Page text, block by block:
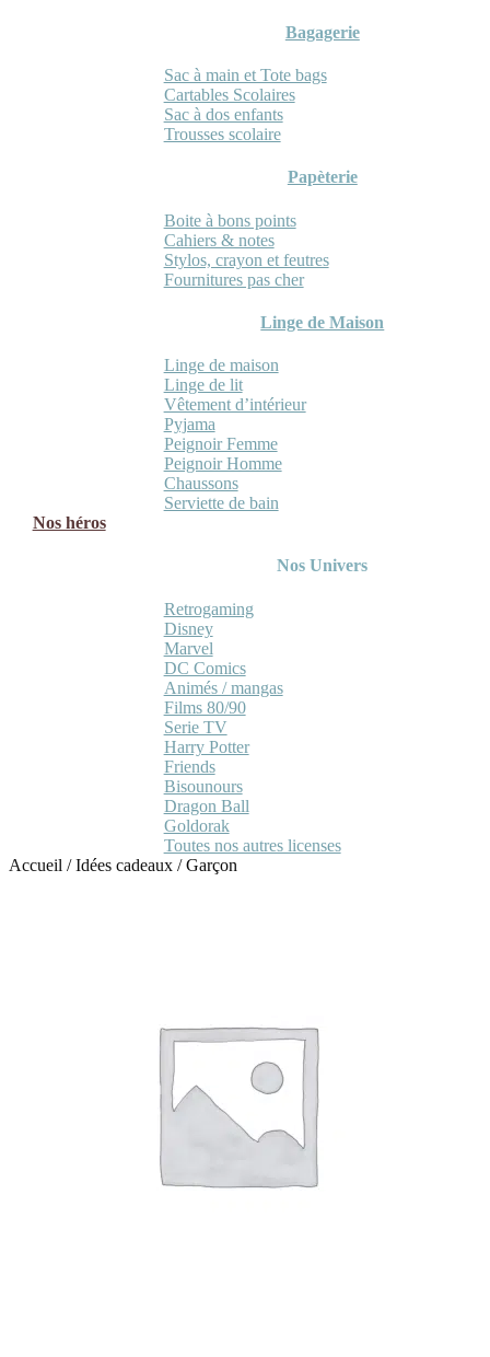
Bagagerie
Sac à main et Tote bags
Cartables Scolaires
Sac à dos enfants
Trousses scolaire
Papèterie
Boite à bons points
Cahiers & notes
Stylos, crayon et feutres
Fournitures pas cher
Linge de Maison
Linge de maison
Linge de lit
Vêtement d’intérieur
Pyjama
Peignoir Femme
Peignoir Homme
Chaussons
Serviette de bain
Nos héros
Nos Univers
Retrogaming
Disney
Marvel
DC Comics
Animés / mangas
Films 80/90
Serie TV
Harry Potter
Friends
Bisounours
Dragon Ball
Goldorak
Toutes nos autres licenses
Accueil /Idées cadeaux /Garçon